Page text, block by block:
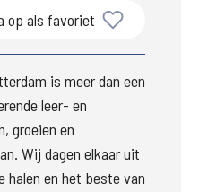
op als favoriet
is meer dan een
leer- en
groeien en
Wij dagen elkaar uit
en het beste van